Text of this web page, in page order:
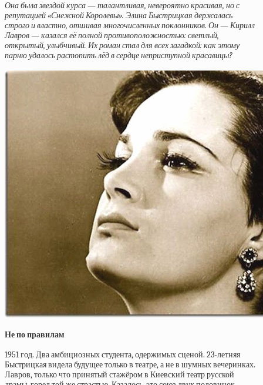
Она была звездой курса — талантливая, невероятно красивая, но с
репутацией «Снежной Королевы». Элина Быстрицкая держалась
строго и властно, отшивая многочисленных поклонников. Он — Кирилл
Лавров — казался её полной противоположностью: светлый,
открытый, улыбчивый. Их роман стал для всех загадкой: как этому
парню удалось растопить лёд в сердце неприступной красавицы?
Не по правилам
1951 год. Два амбициозных студента, одержимых сценой. 23-летняя
Быстрицкая видела будущее только в театре, а не в шумных вечеринках.
Лавров, только что принятый стажёром в Киевский театр русской